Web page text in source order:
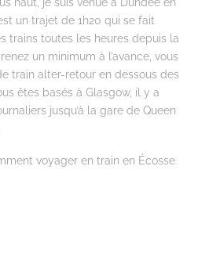
un trajet de 1h20 qui se fait
trains toutes les heures depuis la
un minimum à l’avance, vous
train alter-retour en dessous des
êtes basés à Glasgow, il y a
jusqu’à la gare de Queen
voyager en train en Écosse